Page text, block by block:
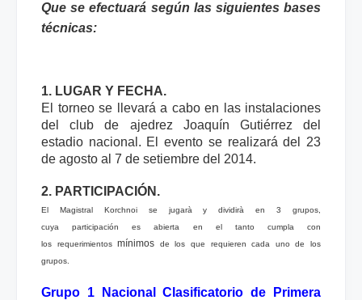
Que se efectuará según las siguientes bases
técnicas:
1. LUGAR Y FECHA.
El torneo se llevará a cabo en las instalaciones
del club de ajedrez Joaquín Gutiérrez del
estadio nacional. El evento se realizará del 23
de agosto al 7 de setiembre del 2014.
2. PARTICIPACIÓN.
El Magistral Korchnoi se jugarà y dividirà en 3 grupos,
cuya participación es abierta en el tanto cumpla con
los requerimientosmínimos de los que requieren cada uno de los
grupos.
Grupo 1 Nacional Clasificatorio de Primera